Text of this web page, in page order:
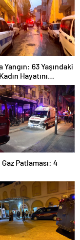
Yangın: 63 Yaşındaki
Hayatını
Gaz Patlaması: 4